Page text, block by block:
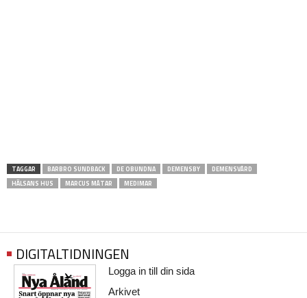
TAGGAR BARBRO SUNDBACK DE OBUNDNA DEMENSBY
DEMENSVÅRD
HÄLSANS HUS
MARCUS MÅTAR MEDIMAR
DIGITALTIDNINGEN
Logga in till din sida
Arkivet